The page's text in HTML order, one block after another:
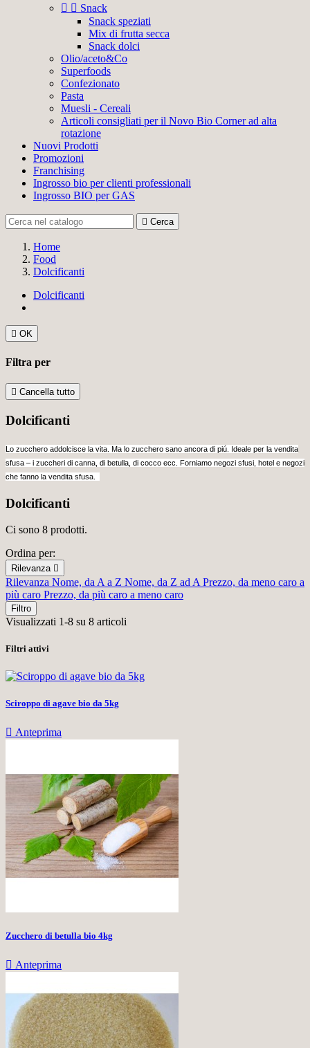
  Snack
Snack speziati
Mix di frutta secca
Snack dolci
Olio/aceto&Co
Superfoods
Confezionato
Pasta
Muesli - Cereali
Articoli consigliati per il Novo Bio Corner ad alta
rotazione
Nuovi Prodotti
Promozioni
Franchising
Ingrosso bio per clienti professionali
Ingrosso BIO per GAS
 Cerca
Home
Food
Dolcificanti
Dolcificanti
 OK
Filtra per
 Cancella tutto
Dolcificanti
Lo zucchero addolcisce la vita. Ma lo zucchero sano ancora di piú. Ideale per la vendita
sfusa – i zuccheri di canna, di betulla, di cocco ecc. Forniamo negozi sfusi, hotel e negozi
che fanno la vendita sfusa.
Dolcificanti
Ci sono 8 prodotti.
Ordina per:
Rilevanza 
Rilevanza Nome, da A a Z Nome, da Z ad A Prezzo, da meno caro a
più caro Prezzo, da più caro a meno caro
Filtro
Visualizzati 1-8 su 8 articoli
Filtri attivi
Sciroppo di agave bio da 5kg
 Anteprima
Zucchero di betulla bio 4kg
 Anteprima